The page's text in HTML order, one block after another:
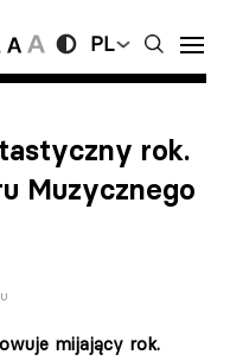
PL
rok.
Muzycznego
mijający rok.